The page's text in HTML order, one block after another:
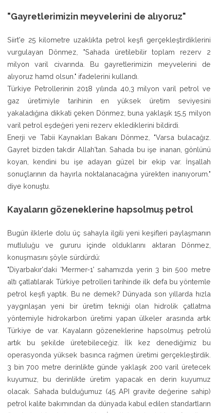
"Gayretlerimizin meyvelerini de alıyoruz"
Siirt'e 25 kilometre uzaklıkta petrol keşfi gerçekleştirdiklerini
vurgulayan Dönmez, "Sahada üretilebilir toplam rezerv 2
milyon varil civarında. Bu gayretlerimizin meyvelerini de
alıyoruz hamd olsun." ifadelerini kullandı.
Türkiye Petrollerinin 2018 yılında 40,3 milyon varil petrol ve
gaz üretimiyle tarihinin en yüksek üretim seviyesini
yakaladığına dikkati çeken Dönmez, buna yaklaşık 15,5 milyon
varil petrol eşdeğeri yeni rezerv eklediklerini bildirdi.
Enerji ve Tabii Kaynakları Bakanı Dönmez, "Varsa bulacağız.
Gayret bizden takdir Allah'tan. Sahada bu işe inanan, gönlünü
koyan, kendini bu işe adayan güzel bir ekip var. İnşallah
sonuçlarının da hayırla noktalanacağına yürekten inanıyorum."
diye konuştu.
Kayaların gözeneklerine hapsolmuş petrol
Bugün ilklerle dolu üç sahayla ilgili yeni keşifleri paylaşmanın
mutluluğu ve gururu içinde olduklarını aktaran Dönmez,
konuşmasını şöyle sürdürdü:
"Diyarbakır'daki 'Mermer-1' sahamızda yerin 3 bin 500 metre
altı çatlatılarak Türkiye petrolleri tarihinde ilk defa bu yöntemle
petrol keşfi yaptık. Bu ne demek? Dünyada son yıllarda hızla
yaygınlaşan yeni bir üretim tekniği olan hidrolik çatlatma
yöntemiyle hidrokarbon üretimi yapan ülkeler arasında artık
Türkiye de var. Kayaların gözeneklerine hapsolmuş petrolü
artık bu şekilde üretebileceğiz. İlk kez denediğimiz bu
operasyonda yüksek basınca rağmen üretimi gerçekleştirdik.
3 bin 700 metre derinlikte günde yaklaşık 200 varil üretecek
kuyumuz, bu derinlikte üretim yapacak en derin kuyumuz
olacak. Sahada bulduğumuz (45 API gravite değerine sahip)
petrol kalite bakımından da dünyada kabul edilen standartların